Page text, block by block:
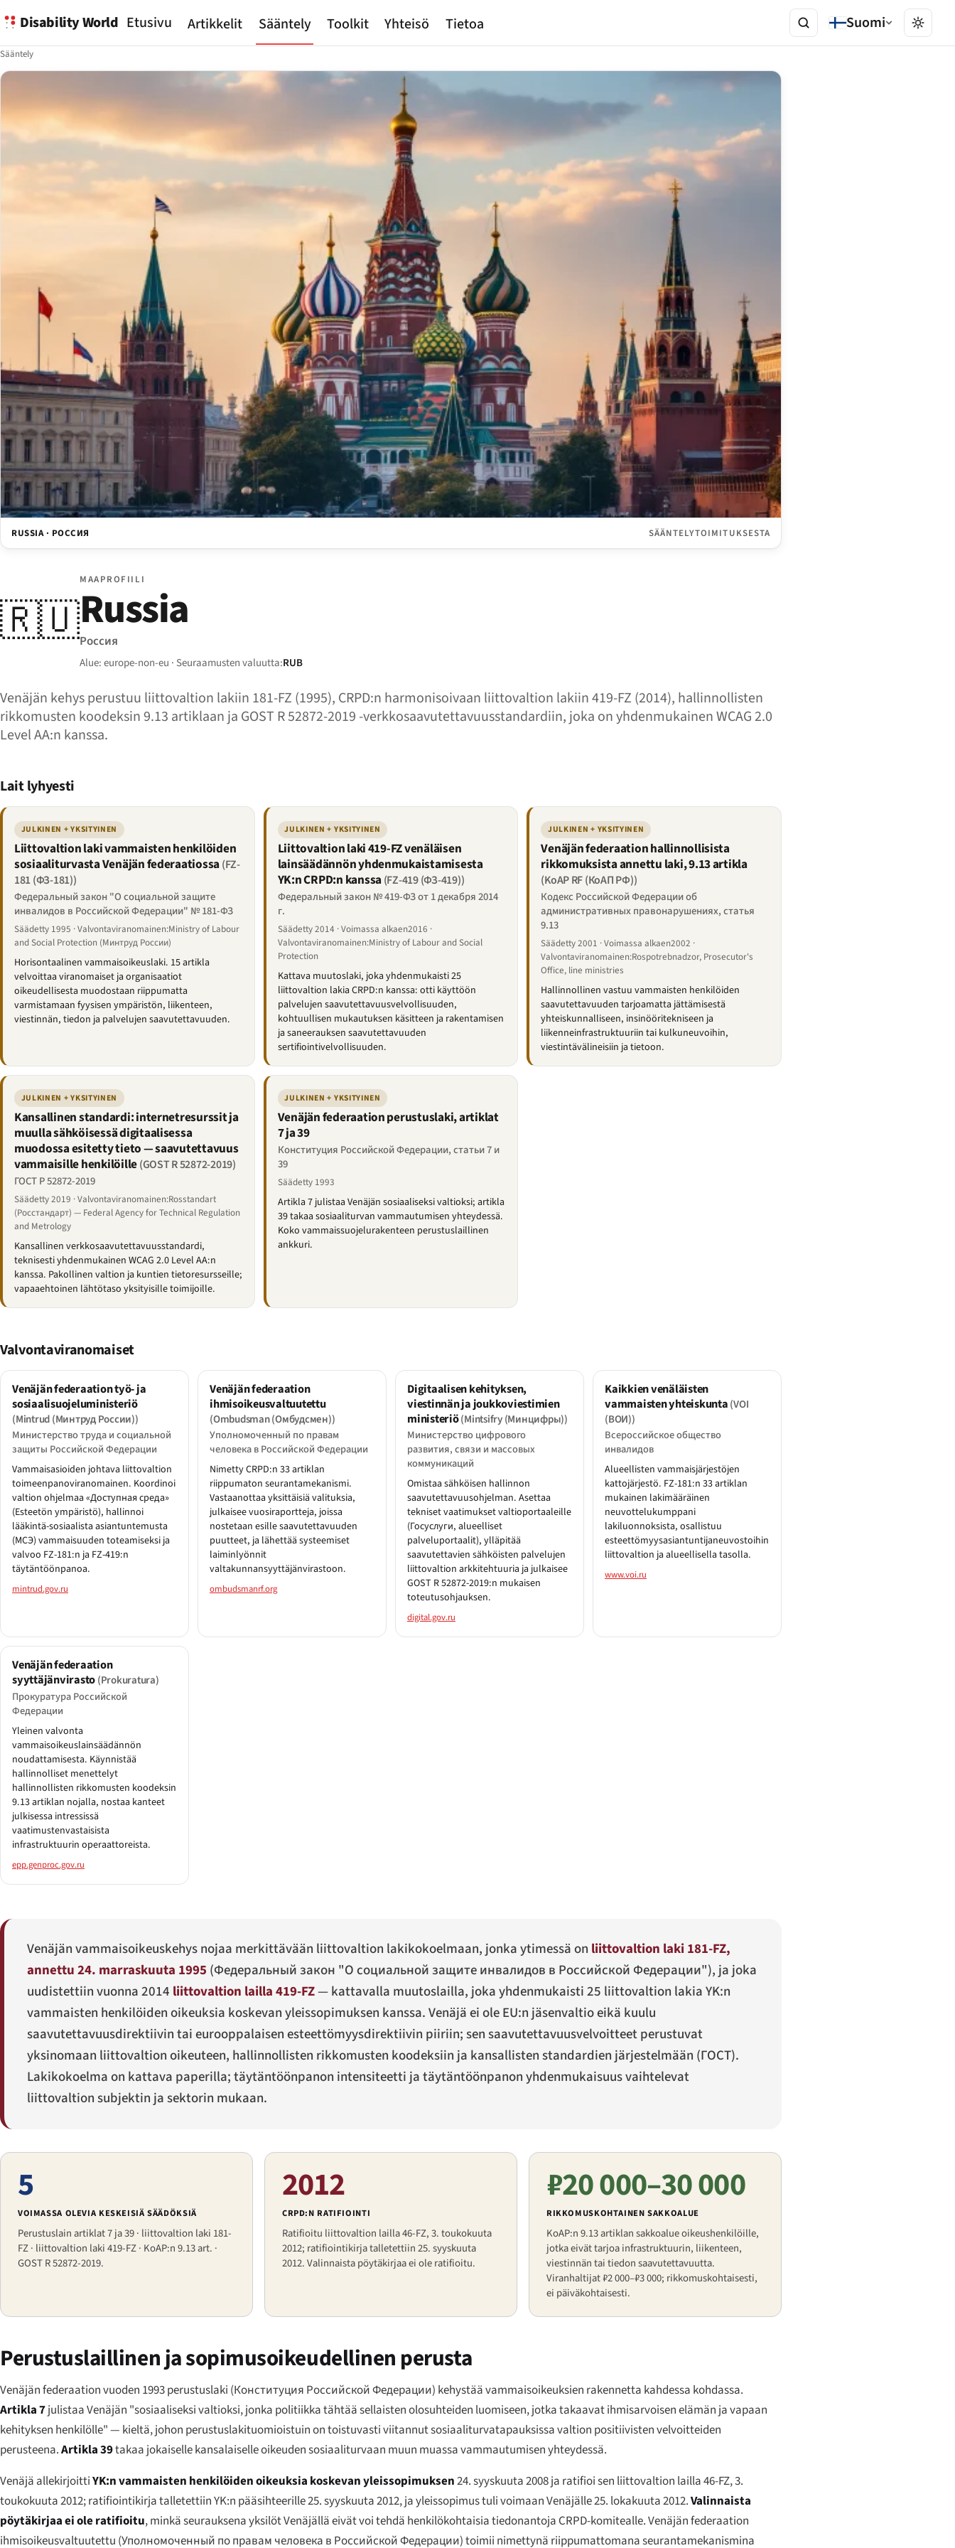
Disability World Etusivu Artikkelit Sääntely Toolkit Yhteisö Tietoa Suomi
Sääntely
RUSSIA · РОССИЯ SÄÄNTELYTOIMITUKSESTA
🇷🇺
MAAPROFIILI
Russia
Россия
Alue: europe-non-eu · Seuraamusten valuutta:RUB
Venäjän kehys perustuu liittovaltion lakiin 181-FZ (1995), CRPD:n harmonisoivaan liittovaltion lakiin 419-FZ (2014), hallinnollisten
rikkomusten koodeksin 9.13 artiklaan ja GOST R 52872-2019 -verkkosaavutettavuusstandardiin, joka on yhdenmukainen WCAG 2.0
Level AA:n kanssa.
Lait lyhyesti
JULKINEN + YKSITYINEN
Liittovaltion laki vammaisten henkilöiden
sosiaaliturvasta Venäjän federaatiossa (FZ-
181 (ФЗ-181))
Федеральный закон "О социальной защите
инвалидов в Российской Федерации" № 181-ФЗ
Säädetty 1995 · Valvontaviranomainen:Ministry of Labour
and Social Protection (Минтруд России)
Horisontaalinen vammaisoikeuslaki. 15 artikla
velvoittaa viranomaiset ja organisaatiot
oikeudellisesta muodostaan riippumatta
varmistamaan fyysisen ympäristön, liikenteen,
viestinnän, tiedon ja palvelujen saavutettavuuden.
JULKINEN + YKSITYINEN
Liittovaltion laki 419-FZ venäläisen
lainsäädännön yhdenmukaistamisesta
YK:n CRPD:n kanssa (FZ-419 (ФЗ-419))
Федеральный закон № 419-ФЗ от 1 декабря 2014
г.
Säädetty 2014 · Voimassa alkaen2016 ·
Valvontaviranomainen:Ministry of Labour and Social
Protection
Kattava muutoslaki, joka yhdenmukaisti 25
liittovaltion lakia CRPD:n kanssa: otti käyttöön
palvelujen saavutettavuusvelvollisuuden,
kohtuullisen mukautuksen käsitteen ja rakentamisen
ja saneerauksen saavutettavuuden
sertifiointivelvollisuuden.
JULKINEN + YKSITYINEN
Venäjän federaation hallinnollisista
rikkomuksista annettu laki, 9.13 artikla
(KoAP RF (КоАП РФ))
Кодекс Российской Федерации об
административных правонарушениях, статья
9.13
Säädetty 2001 · Voimassa alkaen2002 ·
Valvontaviranomainen:Rospotrebnadzor, Prosecutor's
Office, line ministries
Hallinnollinen vastuu vammaisten henkilöiden
saavutettavuuden tarjoamatta jättämisestä
yhteiskunnalliseen, insinööritekniseen ja
liikenneinfrastruktuuriin tai kulkuneuvoihin,
viestintävälineisiin ja tietoon.
JULKINEN + YKSITYINEN
Kansallinen standardi: internetresurssit ja
muulla sähköisessä digitaalisessa
muodossa esitetty tieto — saavutettavuus
vammaisille henkilöille(GOST R 52872-2019)
ГОСТ Р 52872-2019
Säädetty 2019 · Valvontaviranomainen:Rosstandart
(Росстандарт) — Federal Agency for Technical Regulation
and Metrology
Kansallinen verkkosaavutettavuusstandardi,
teknisesti yhdenmukainen WCAG 2.0 Level AA:n
kanssa. Pakollinen valtion ja kuntien tietoresursseille;
vapaaehtoinen lähtötaso yksityisille toimijoille.
JULKINEN + YKSITYINEN
Venäjän federaation perustuslaki, artiklat
7 ja 39
Конституция Российской Федерации, статьи 7 и
39
Säädetty 1993
Artikla 7 julistaa Venäjän sosiaaliseksi valtioksi; artikla
39 takaa sosiaaliturvan vammautumisen yhteydessä.
Koko vammaissuojelurakenteen perustuslaillinen
ankkuri.
Valvontaviranomaiset
Venäjän federaation työ- ja
sosiaalisuojeluministeriö
(Mintrud (Минтруд России))
Министерство труда и социальной
защиты Российской Федерации
Vammaisasioiden johtava liittovaltion
toimeenpanoviranomainen. Koordinoi
valtion ohjelmaa «Доступная среда»
(Esteetön ympäristö), hallinnoi
lääkintä-sosiaalista asiantuntemusta
(МСЭ) vammaisuuden toteamiseksi ja
valvoo FZ-181:n ja FZ-419:n
täytäntöönpanoa.
mintrud.gov.ru
Venäjän federaation
ihmisoikeusvaltuutettu
(Ombudsman (Омбудсмен))
Уполномоченный по правам
человека в Российской Федерации
Nimetty CRPD:n 33 artiklan
riippumaton seurantamekanismi.
Vastaanottaa yksittäisiä valituksia,
julkaisee vuosiraportteja, joissa
nostetaan esille saavutettavuuden
puutteet, ja lähettää systeemiset
laiminlyönnit
valtakunnansyyttäjänvirastoon.
ombudsmanrf.org
Digitaalisen kehityksen,
viestinnän ja joukkoviestimien
ministeriö(Mintsifry (Минцифры))
Министерство цифрового
развития, связи и массовых
коммуникаций
Omistaa sähköisen hallinnon
saavutettavuusohjelman. Asettaa
tekniset vaatimukset valtioportaaleille
(Госуслуги, alueelliset
palveluportaalit), ylläpitää
saavutettavien sähköisten palvelujen
liittovaltion arkkitehtuuria ja julkaisee
GOST R 52872-2019:n mukaisen
toteutusohjauksen.
digital.gov.ru
Kaikkien venäläisten
vammaisten yhteiskunta(VOI
(ВОИ))
Всероссийское общество
инвалидов
Alueellisten vammaisjärjestöjen
kattojärjestö. FZ-181:n 33 artiklan
mukainen lakimääräinen
neuvottelukumppani
lakiluonnoksista, osallistuu
esteettömyysasiantuntijaneuvostoihin
liittovaltion ja alueellisella tasolla.
www.voi.ru
Venäjän federaation
syyttäjänvirasto(Prokuratura)
Прокуратура Российской
Федерации
Yleinen valvonta
vammaisoikeuslainsäädännön
noudattamisesta. Käynnistää
hallinnolliset menettelyt
hallinnollisten rikkomusten koodeksin
9.13 artiklan nojalla, nostaa kanteet
julkisessa intressissä
vaatimustenvastaisista
infrastruktuurin operaattoreista.
epp.genproc.gov.ru
Venäjän vammaisoikeuskehys nojaa merkittävään liittovaltion lakikokoelmaan, jonka ytimessä on liittovaltion laki 181-FZ,
annettu 24. marraskuuta 1995 (Федеральный закон "О социальной защите инвалидов в Российской Федерации"), ja joka
uudistettiin vuonna 2014 liittovaltion lailla 419-FZ— kattavalla muutoslailla, joka yhdenmukaisti 25 liittovaltion lakia YK:n
vammaisten henkilöiden oikeuksia koskevan yleissopimuksen kanssa. Venäjä ei ole EU:n jäsenvaltio eikä kuulu
saavutettavuusdirektiivin tai eurooppalaisen esteettömyysdirektiivin piiriin; sen saavutettavuusvelvoitteet perustuvat
yksinomaan liittovaltion oikeuteen, hallinnollisten rikkomusten koodeksiin ja kansallisten standardien järjestelmään (ГОСТ).
Lakikokoelma on kattava paperilla; täytäntöönpanon intensiteetti ja täytäntöönpanon yhdenmukaisuus vaihtelevat
liittovaltion subjektin ja sektorin mukaan.
5
VOIMASSA OLEVIA KESKEISIÄ SÄÄDÖKSIÄ
Perustuslain artiklat 7 ja 39 · liittovaltion laki 181-
FZ · liittovaltion laki 419-FZ · KoAP:n 9.13 art. ·
GOST R 52872-2019.
2012
CRPD:N RATIFIOINTI
Ratifioitu liittovaltion lailla 46-FZ, 3. toukokuuta
2012; ratifiointikirja talletettiin 25. syyskuuta
2012. Valinnaista pöytäkirjaa ei ole ratifioitu.
₽20 000–30 000
RIKKOMUSKOHTAINEN SAKKOALUE
KoAP:n 9.13 artiklan sakkoalue oikeushenkilöille,
jotka eivät tarjoa infrastruktuurin, liikenteen,
viestinnän tai tiedon saavutettavuutta.
Viranhaltijat ₽2 000–₽3 000; rikkomuskohtaisesti,
ei päiväkohtaisesti.
Perustuslaillinen ja sopimusoikeudellinen perusta
Venäjän federaation vuoden 1993 perustuslaki (Конституция Российской Федерации) kehystää vammaisoikeuksien rakennetta kahdessa kohdassa.
Artikla 7julistaa Venäjän "sosiaaliseksi valtioksi, jonka politiikka tähtää sellaisten olosuhteiden luomiseen, jotka takaavat ihmisarvoisen elämän ja vapaan
kehityksen henkilölle" — kieltä, johon perustuslakituomioistuin on toistuvasti viitannut sosiaaliturvatapauksissa valtion positiivisten velvoitteiden
perusteena.Artikla 39takaa jokaiselle kansalaiselle oikeuden sosiaaliturvaan muun muassa vammautumisen yhteydessä.
Venäjä allekirjoittiYK:n vammaisten henkilöiden oikeuksia koskevan yleissopimuksen24. syyskuuta 2008 ja ratifioi sen liittovaltion lailla 46-FZ, 3.
toukokuuta 2012; ratifiointikirja talletettiin YK:n pääsihteerille 25. syyskuuta 2012, ja yleissopimus tuli voimaan Venäjälle 25. lokakuuta 2012.Valinnaista
pöytäkirjaa ei ole ratifioitu, minkä seurauksena yksilöt Venäjällä eivät voi tehdä henkilökohtaisia tiedonantoja CRPD-komitealle. Venäjän federaation
ihmisoikeusvaltuutettu (Уполномоченный по правам человека в Российской Федерации) toimii nimettynä riippumattomana seurantamekanismina